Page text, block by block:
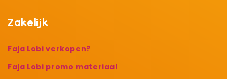
Zakelijk
Faja Lobi verkopen?
Faja Lobi promo materiaal